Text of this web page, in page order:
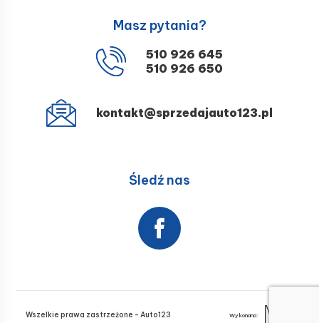
Masz pytania?
510 926 645
510 926 650
kontakt@sprzedajauto123.pl
Śledź nas
Wszelkie prawa zastrzeżone - Auto123 Wykonano: